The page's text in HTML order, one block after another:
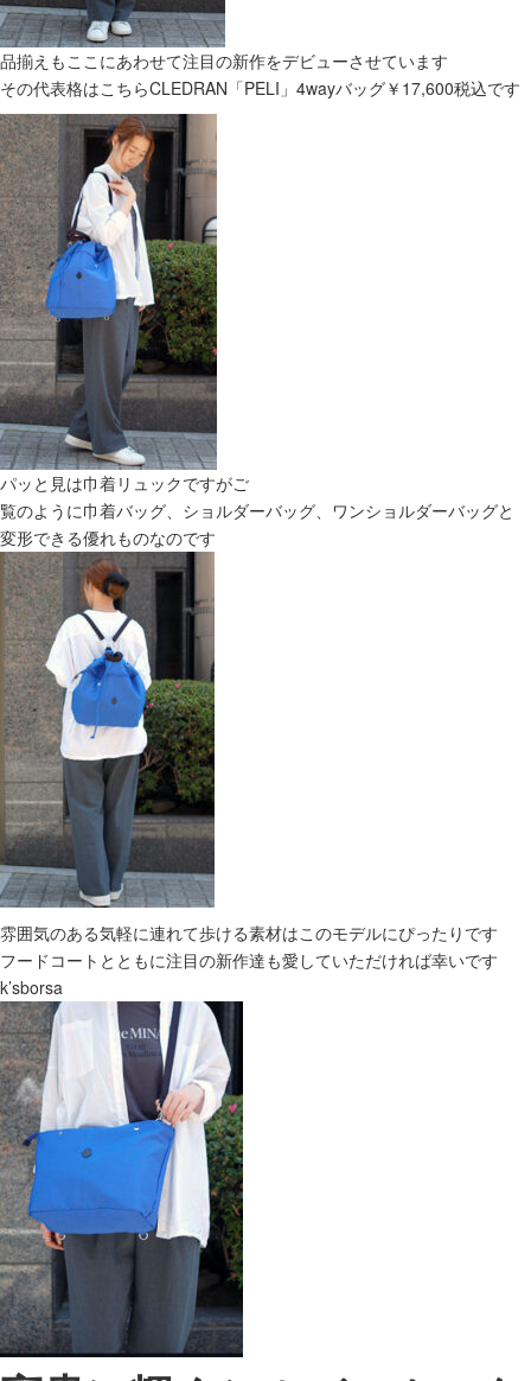
品揃えもここにあわせて注目の新作をデビューさせています
その代表格はこちらCLEDRAN「PELI」4wayバッグ￥17,600税込です
パッと見は巾着リュックですがご
覧のように巾着バッグ、ショルダーバッグ、ワンショルダーバッグと
変形できる優れものなのです
雰囲気のある気軽に連れて歩ける素材はこのモデルにぴったりです
フードコートとともに注目の新作達も愛していただければ幸いです
k’sborsa